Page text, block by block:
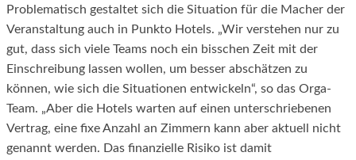
Problematisch gestaltet sich die Situation für die Macher der
Veranstaltung auch in Punkto Hotels. „Wir verstehen nur zu
gut, dass sich viele Teams noch ein bisschen Zeit mit der
Einschreibung lassen wollen, um besser abschätzen zu
können, wie sich die Situationen entwickeln“, so das Orga-
Team. „Aber die Hotels warten auf einen unterschriebenen
Vertrag, eine fixe Anzahl an Zimmern kann aber aktuell nicht
genannt werden. Das finanzielle Risiko ist damit